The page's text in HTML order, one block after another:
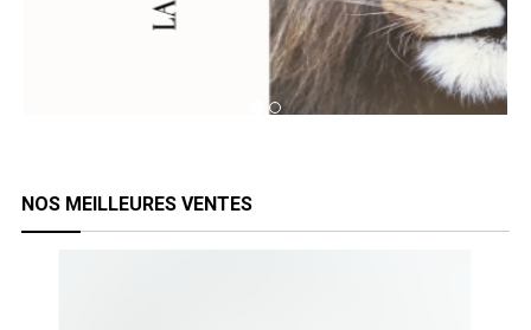
NOS MEILLEURES VENTES